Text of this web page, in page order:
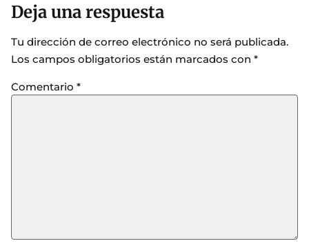
Deja una respuesta
Tu dirección de correo electrónico no será publicada.
Los campos obligatorios están marcados con *
Comentario *